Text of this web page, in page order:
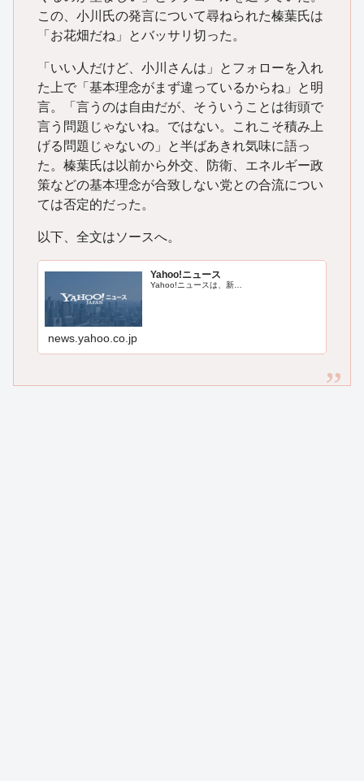
この、小川氏の発言について尋ねられた榛葉氏は
「お花畑だね」とバッサリ切った。
「いい人だけど、小川さんは」とフォローを入れ
た上で「基本理念がまず違っているからね」と明
言。「言うのは自由だが、そういうことは街頭で
言う問題じゃないね。ではない。これこそ積み上
げる問題じゃないの」と半ばあきれ気味に語っ
た。榛葉氏は以前から外交、防衛、エネルギー政
策などの基本理念が合致しない党との合流につい
ては否定的だった。
以下、全文はソースへ。
Yahoo!ニュース
Yahoo!ニュースは、新…
news.yahoo.co.jp